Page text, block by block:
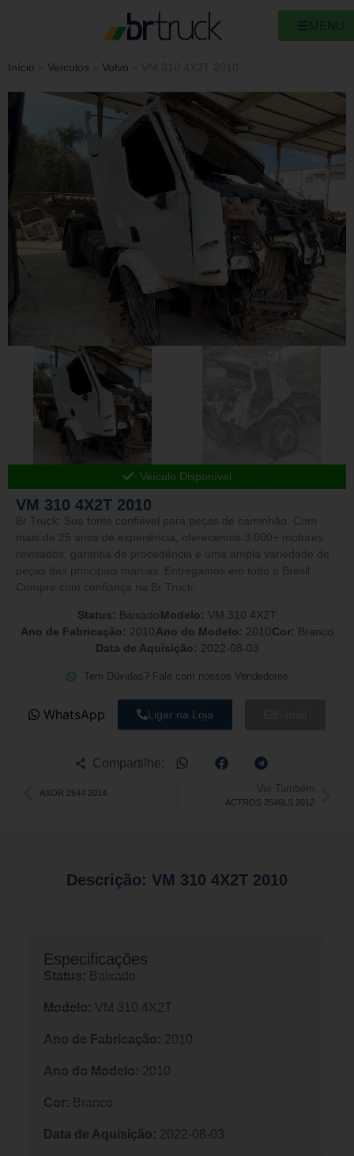
MENU
Início Veículos Volvo
Veículo Disponível
VM 310 4X2T 2010
Br Truck: Sua fonte confiável para peças de caminhão. Com
mais de 25 anos de experiência, oferecemos 3.000+ motores
revisados, garantia de procedência e uma ampla variedade de
peças das principais marcas. Entregamos em todo o Brasil.
Compre com confiança na Br Truck.
Status: BaixadoModelo: VM 310 4X2T
Ano de Fabricação: 2010Ano do Modelo: 2010Cor: Branco
Data de Aquisição: 2022-08-03
Tem Dúvidas? Fale com nossos Vendedores
WhatsApp Ligar na Loja
Compartilhe:
AXOR 2644 2014 Ver Também
ACTROS 2546LS 2012
Descrição: VM 310 4X2T 2010
Especificações​
Status: Baixado
Modelo: VM 310 4X2T
Ano de Fabricação: 2010
Ano do Modelo: 2010
Cor: Branco
Data de Aquisição: 2022-08-03